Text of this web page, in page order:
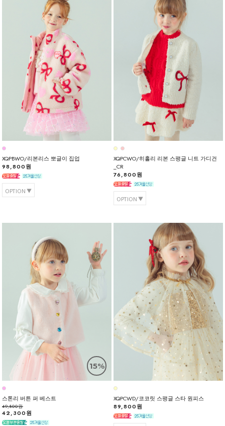
XQPBWO/리본리스 뽀글이 집업
98,800원
OPTION
XQPCWO/히홀리 리본 스팽글 니트 가디건
_CR
76,800원
OPTION
15%
스톤리 버튼 퍼 베스트
49,800원
42,300원
XQPCWD/코코릿 스팽글 스타 원피스
89,800원